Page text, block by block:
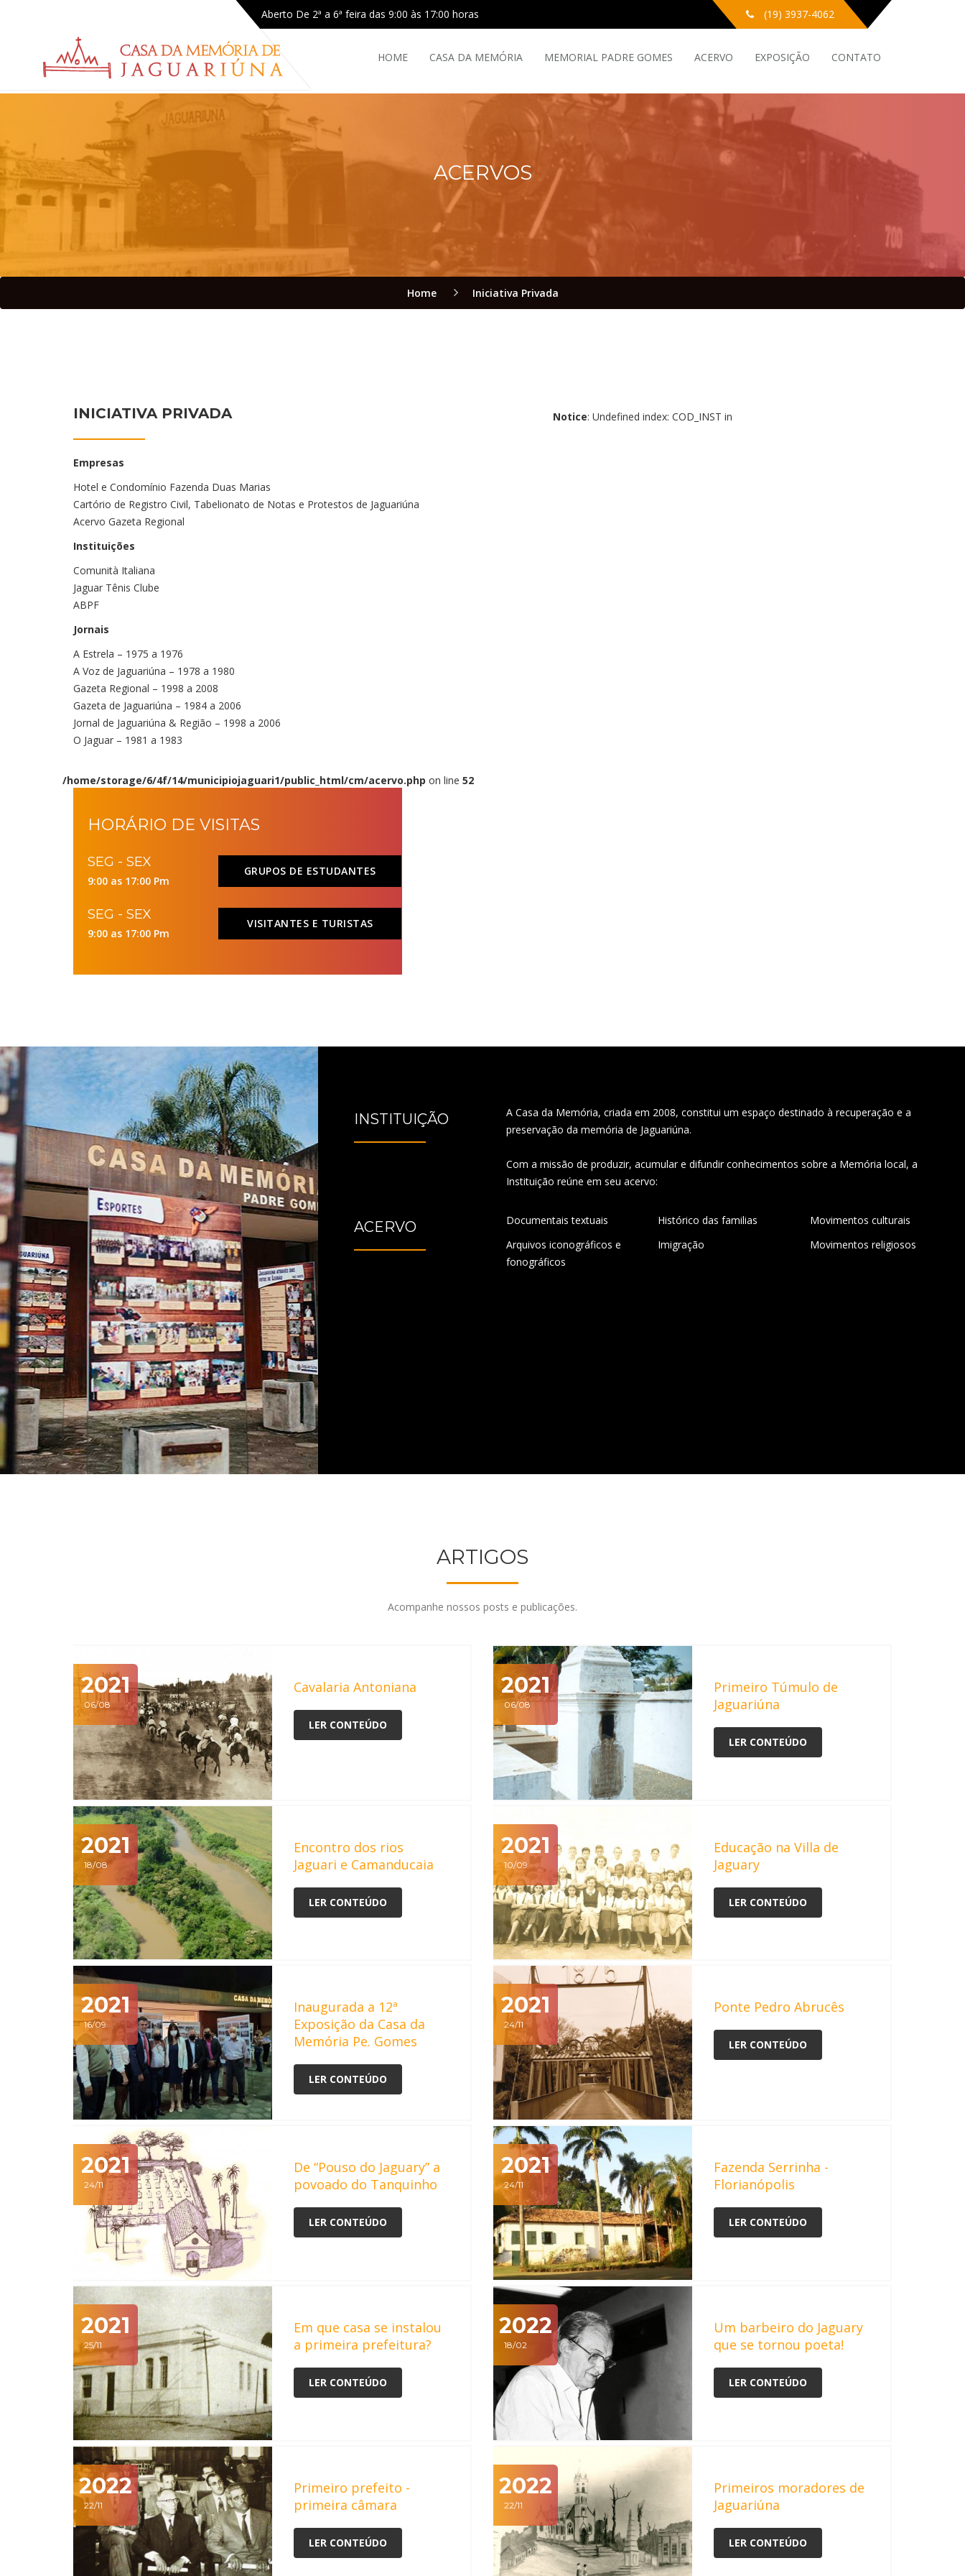
Aberto De 2ª a 6ª feira das 9:00 às 17:00 horas (19) 3937-4062
HOME CASA DA MEMÓRIA MEMORIAL PADRE GOMES ACERVO EXPOSIÇÃO CONTATO
ACERVOS
Home Iniciativa Privada
INICIATIVA PRIVADA
Empresas
Hotel e Condomínio Fazenda Duas Marias
Cartório de Registro Civil, Tabelionato de Notas e Protestos de Jaguariúna
Acervo Gazeta Regional
Instituições
Comunità Italiana
Jaguar Tênis Clube
ABPF
Jornais
A Estrela – 1975 a 1976
A Voz de Jaguariúna – 1978 a 1980
Gazeta Regional – 1998 a 2008
Gazeta de Jaguariúna – 1984 a 2006
Jornal de Jaguariúna & Região – 1998 a 2006
O Jaguar – 1981 a 1983
Notice: Undefined index: COD_INST in
/home/storage/6/4f/14/municipiojaguari1/public_html/cm/acervo.php on line 52
HORÁRIO DE VISITAS
SEG - SEX
9:00 as 17:00 Pm
GRUPOS DE ESTUDANTES
SEG - SEX
9:00 as 17:00 Pm
VISITANTES E TURISTAS
INSTITUIÇÃO
A Casa da Memória, criada em 2008, constitui um espaço destinado à recuperação e a
preservação da memória de Jaguariúna.
Com a missão de produzir, acumular e difundir conhecimentos sobre a Memória local, a
Instituição reúne em seu acervo:
ACERVO
Documentais textuais
Arquivos iconográficos e
fonográficos
Histórico das familias
Imigração
Movimentos culturais
Movimentos religiosos
ARTIGOS
Acompanhe nossos posts e publicações.
2021
06/08
Cavalaria Antoniana
LER CONTEÚDO
2021
06/08
Primeiro Túmulo de
Jaguariúna
LER CONTEÚDO
2021
18/08
Encontro dos rios
Jaguari e Camanducaia
LER CONTEÚDO
2021
10/09
Educação na Villa de
Jaguary
LER CONTEÚDO
2021
16/09
Inaugurada a 12ª
Exposição da Casa da
Memória Pe. Gomes
LER CONTEÚDO
2021
24/11
Ponte Pedro Abrucês
LER CONTEÚDO
2021
24/11
De “Pouso do Jaguary” a
povoado do Tanquinho
LER CONTEÚDO
2021
24/11
Fazenda Serrinha -
Florianópolis
LER CONTEÚDO
2021
25/11
Em que casa se instalou
a primeira prefeitura?
LER CONTEÚDO
2022
18/02
Um barbeiro do Jaguary
que se tornou poeta!
LER CONTEÚDO
2022
22/11
Primeiro prefeito -
primeira câmara
LER CONTEÚDO
2022
22/11
Primeiros moradores de
Jaguariúna
LER CONTEÚDO